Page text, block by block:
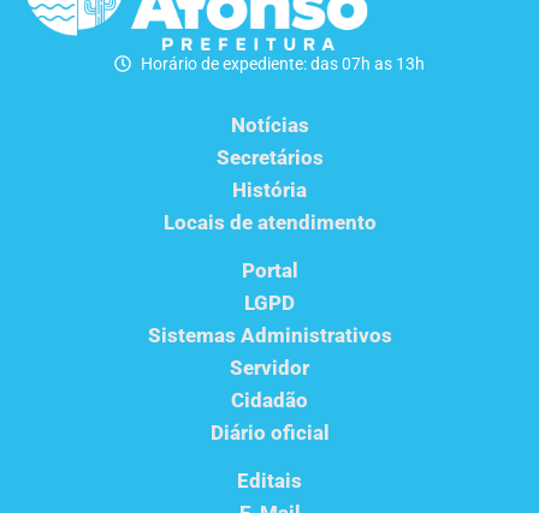
Horário de expediente: das 07h as 13h
Notícias
Secretários
História
Locais de atendimento
Portal
LGPD
Sistemas Administrativos
Servidor
Cidadão
Diário oficial
Editais